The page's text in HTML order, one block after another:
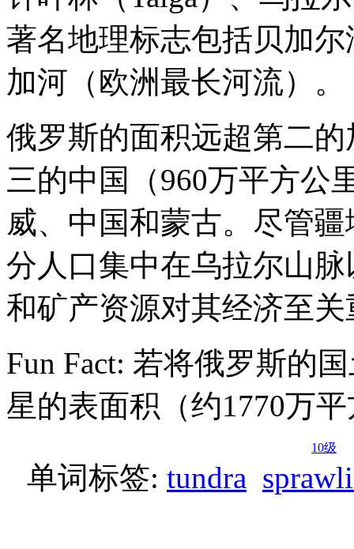
著名地理标志包括贝加
加河（欧洲最长河流）。
俄罗斯的面积远超第二
三的中国（960万平方公
威、中国和蒙古。尽管
分人口集中在乌拉尔山
和矿产资源对其经济至关
Fun Fact: 若将俄罗斯的
星的表面积（约1770万
10级
单词标签: tundra